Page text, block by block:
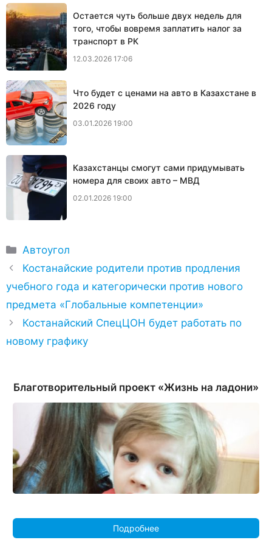
Остается чуть больше двух недель для
того, чтобы вовремя заплатить налог за
транспорт в РК
12.03.2026 17:06
Что будет с ценами на авто в Казахстане в
2026 году
03.01.2026 19:00
Казахстанцы смогут сами придумывать
номера для своих авто – МВД
02.01.2026 19:00
Рубрики
Автоугол
Костанайские родители против продления
учебного года и категорически против нового
предмета «Глобальные компетенции»
Костанайский СпецЦОН будет работать по
новому графику
Благотворительный проект «Жизнь на ладони»
Подробнее